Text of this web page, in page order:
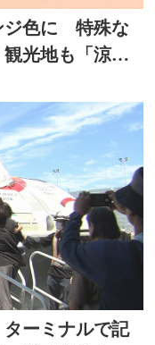
ジ色に 特殊な
光地も「涼」
ーミナルで記